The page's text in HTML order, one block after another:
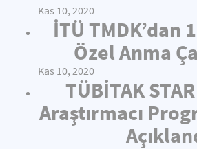
Kas 10, 2020
İTÜ TMDK’dan
Özel Anma
Kas 10, 2020
TÜBİTAK
Araştırmacı